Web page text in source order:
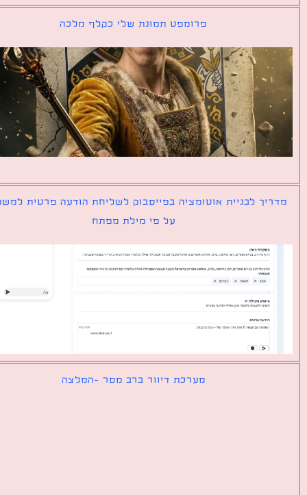
פרומפט תמונת שלי כקלף מלכה
לבניית אוטומציה בפייסבוק לשליחת הודעה פרטית למשתמש
על פי מילת מפתח
מערכת דיוור ברב מסר -המלצה